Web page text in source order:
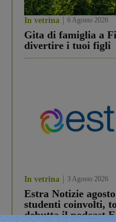
In vetrina 6 Agosto 2026
Gita di famiglia a
divertire i tuoi figli
In vetrina 3 Agosto 2026
Estra Notizie
studenti coinvolti,
debutta il podcast